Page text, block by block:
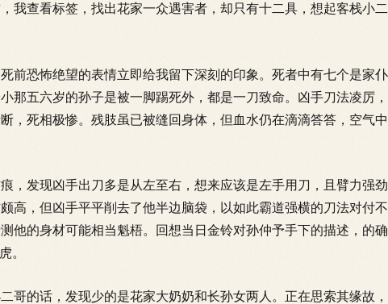
查看标签，找出花家一众遇害者，却只有十二具，想起客栈小
恐怖绝望的表情立即给我留下深刻的印象。死者中有七个是家
那五六岁的孙子是被一脚踢死外，都是一刀致命。凶手刀法凌厉
，死相极惨。残肢虽已被缝回身体，但血水仍在滴滴答答，空气
发现凶手出刀多是从左至右，想来应该是左手用刀，且臂力强
高，但凶手平平削去了他半边脑袋，以如此霸道强横的刀法对付
他的身材可能相当魁梧。回想当日金铃对孙仲予手下的描述，的
。
的话，发现少的是花家大奶奶和长孙女两人。正在思索其缘故